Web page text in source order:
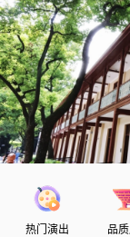
热门演出 品